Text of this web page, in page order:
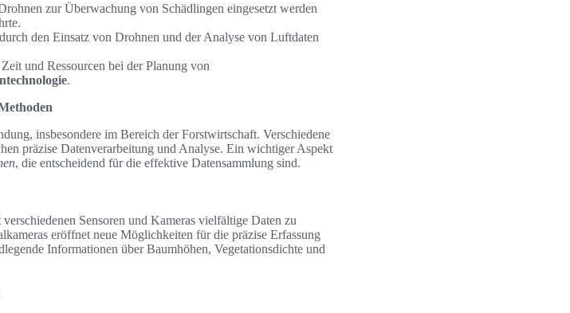
zur Überwachung von Schädlingen eingesetzt werden
den Einsatz von Drohnen und der Analyse von Luftdaten
und Ressourcen bei der Planung von
.
insbesondere im Bereich der Forstwirtschaft. Verschiedene
präzise Datenverarbeitung und Analyse. Ein wichtiger Aspekt
, die entscheidend für die effektive Datensammlung sind.
Sensoren und Kameras vielfältige Daten zu
eröffnet neue Möglichkeiten für die präzise Erfassung
Informationen über Baumhöhen, Vegetationsdichte und